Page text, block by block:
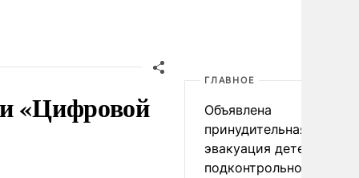
«Цифровой
ГЛАВНОЕ
Объявлена
принудительная
эвакуация детей в
подконтрольном Киеву